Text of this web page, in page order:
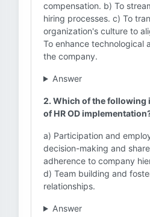
compensation. b) To
hiring processes. c) To
organization's culture to
To enhance technological
the company.
Answer
2. Which of the following
of HR OD
a) Participation and
decision-making and
adherence to company
d) Team building and
relationships.
Answer